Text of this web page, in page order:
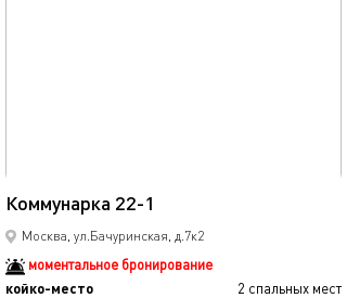
Коммунарка 22-1
Москва, ул.Бачуринская, д.7к2
моментальное бронирование
койко-место
2 спальных мест